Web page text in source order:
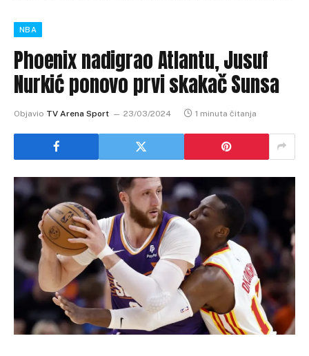
NBA
Phoenix nadigrao Atlantu, Jusuf
Nurkić ponovo prvi skakač Sunsa
Objavio TV Arena Sport 23/03/2024 1 minuta čitanja